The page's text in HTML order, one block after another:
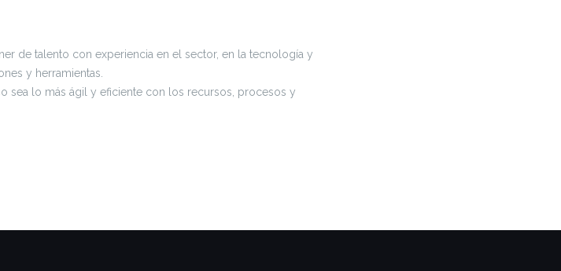
de talento con experiencia en el sector, en la tecnología y
y herramientas.
sea lo más ágil y eficiente con los recursos, procesos y